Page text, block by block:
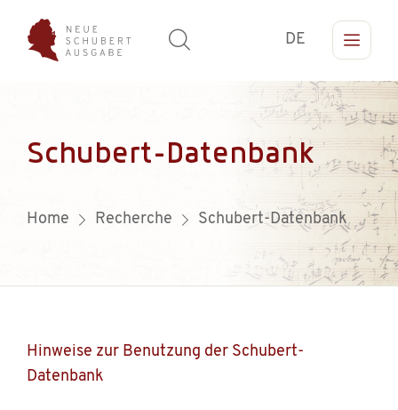
DE
Schubert-Datenbank
Home Recherche Schubert-Datenbank
Hinweise zur Benutzung der Schubert-
Datenbank